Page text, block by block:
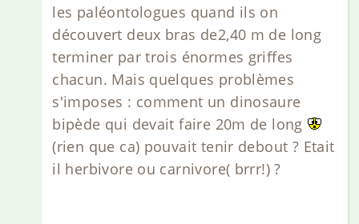
les paléontologues quand ils on
découvert deux bras de2,40 m de long
terminer par trois énormes griffes
chacun. Mais quelques problèmes
s'imposes : comment un dinosaure
bipède qui devait faire 20m de long
(rien que ca) pouvait tenir debout ? Etait
il herbivore ou carnivore( brrr!) ?